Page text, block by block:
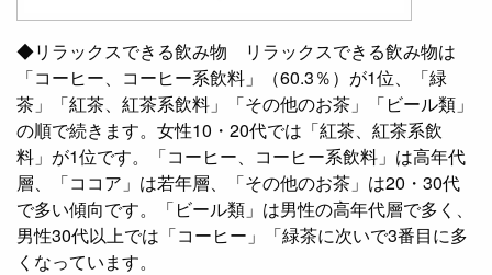
◆リラックスできる飲み物 リラックスできる飲み物は
「コーヒー、コーヒー系飲料」（60.3％）が1位、「緑
茶」「紅茶、紅茶系飲料」「その他のお茶」「ビール類」
の順で続きます。女性10・20代では「紅茶、紅茶系飲
料」が1位です。「コーヒー、コーヒー系飲料」は高年代
層、「ココア」は若年層、「その他のお茶」は20・30代
で多い傾向です。「ビール類」は男性の高年代層で多く、
男性30代以上では「コーヒー」「緑茶に次いで3番目に多
くなっています。